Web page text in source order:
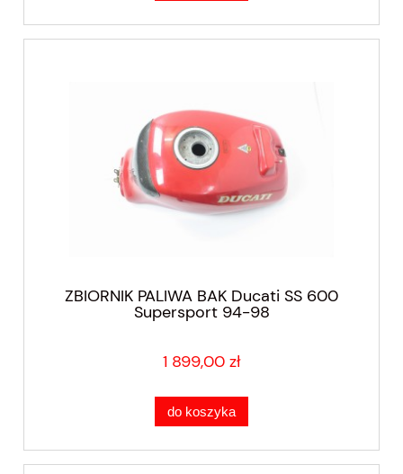
ZBIORNIK PALIWA BAK Ducati SS 600
Supersport 94-98
1 899,00 zł
do koszyka